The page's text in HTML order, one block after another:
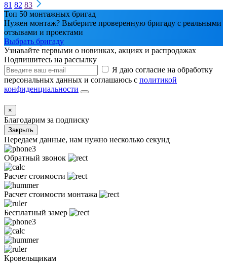
81 82 83
Топ 50 монтажных бригад
Нужен монтаж? Выберите проверенную бригаду с реальными
отзывами и проектами
Выбрать бригаду
Узнавайте первыми о новинках, акциях и распродажах
Подпишитесь на рассылку
Я даю согласие на обработку
персональных данных и соглашаюсь с политикой
конфиденциальности
×
Благодарим за подписку
Закрыть
Передаем данные, нам нужно несколько секунд
Обратный звонок
Расчет стоимости
Расчет стоимости монтажа
Бесплатный замер
Кровельщикам